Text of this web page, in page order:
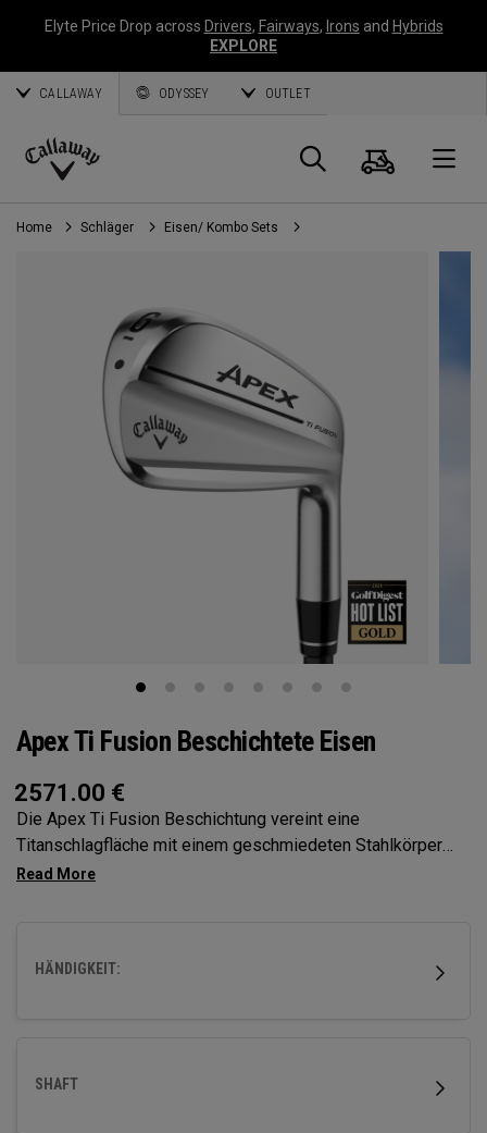
Elyte Price Drop across Drivers, Fairways, Irons and Hybrids
EXPLORE
CALLAWAY ODYSSEY OUTLET
Callaway
Golf
Suche
Home Schläger Eisen/ Kombo Sets
Apex Ti Fusion Beschichtete Eisen
2571.00 €
Die Apex Ti Fusion Beschichtung vereint eine
Titanschlagfläche mit einem geschmiedeten Stahlkörper
und einer hochwertigen verchromten Oberfläche, die die
HÄNDIGKEIT:
SHAFT